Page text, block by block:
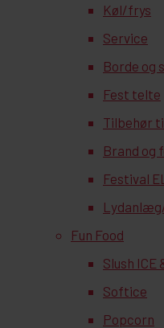
Køl/frys
Service
Borde og
Fest telte
Tilbehør
Brand
Festival EL
Fun Food
Slush
Softice
Popcorn